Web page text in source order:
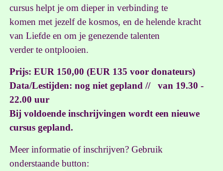
cursus helpt je om dieper in verbinding te
komen met jezelf de kosmos, en de helende kracht
van Liefde en om je genezende talenten
verder te ontplooien.
Prijs: EUR 150,00 (EUR 135 voor donateurs)
Data/Lestijden: nog niet gepland // van 19.30 -
22.00 uur
Bij voldoende inschrijvingen wordt een nieuwe
cursus gepland.
Meer informatie of inschrijven? Gebruik
onderstaande button: